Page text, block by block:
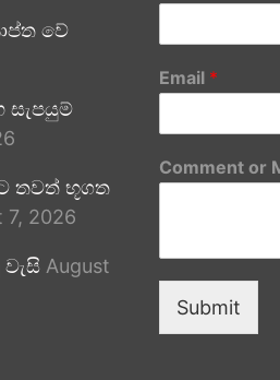
වේ
තවත් භූගත
7, 2026
August
Email *
Comment or
Submit